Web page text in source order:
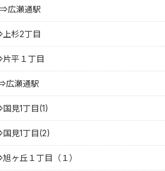
広瀬通駅
杉2丁目
平１丁目
広瀬通駅
見1丁目(1)
見1丁目(2)
ヶ丘１丁目（１）